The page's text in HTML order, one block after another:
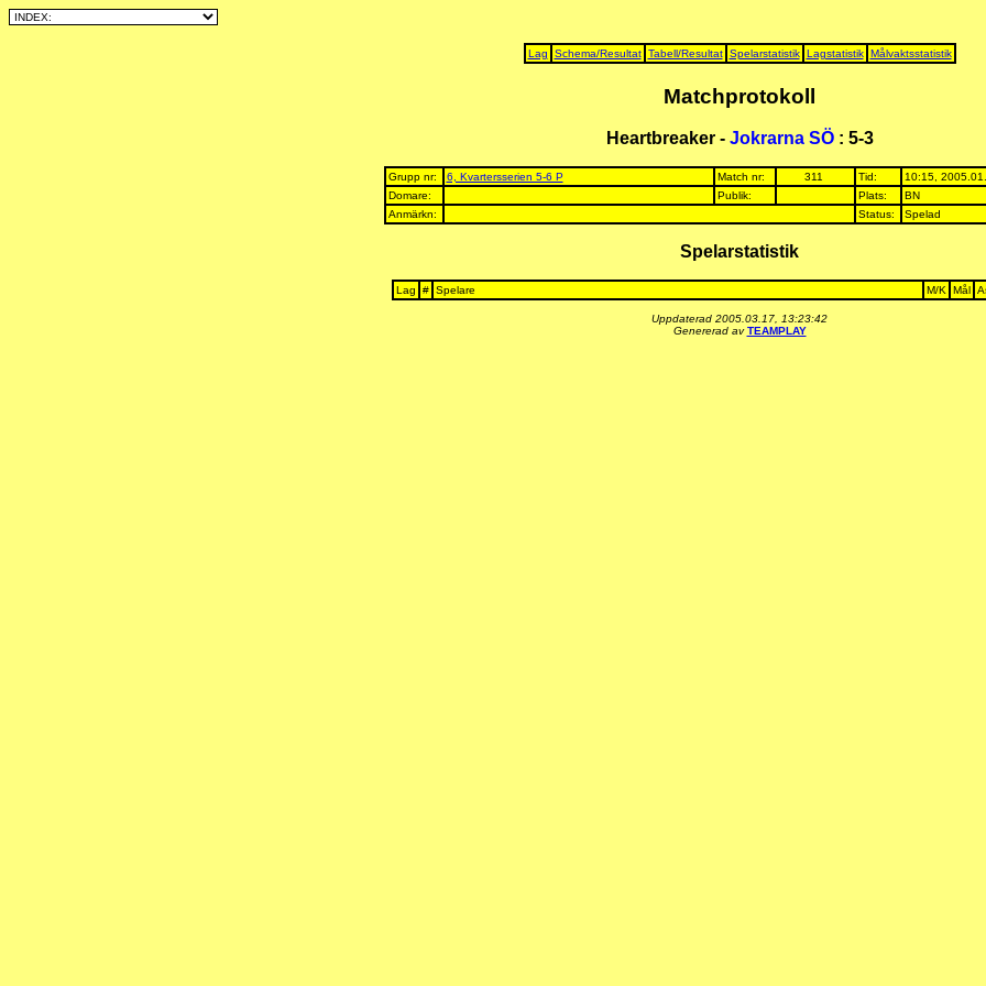
Lag Schema/Resultat Tabell/Resultat Spelarstatistik Lagstatistik Målvaktsstatistik
Matchprotokoll
Heartbreaker - Jokrarna SÖ : 5-3
Grupp nr: 6, Kvartersserien 5-6 P Match nr: 311 Tid:
10:15,
Domare:
Publik: Plats:
BN
Anmärkn:
Status: Spelad
Spelarstatistik
Lag # Spelare M/K Mål
Uppdaterad 2005.03.17, 13:23:42
Genererad avTEAMPLAY